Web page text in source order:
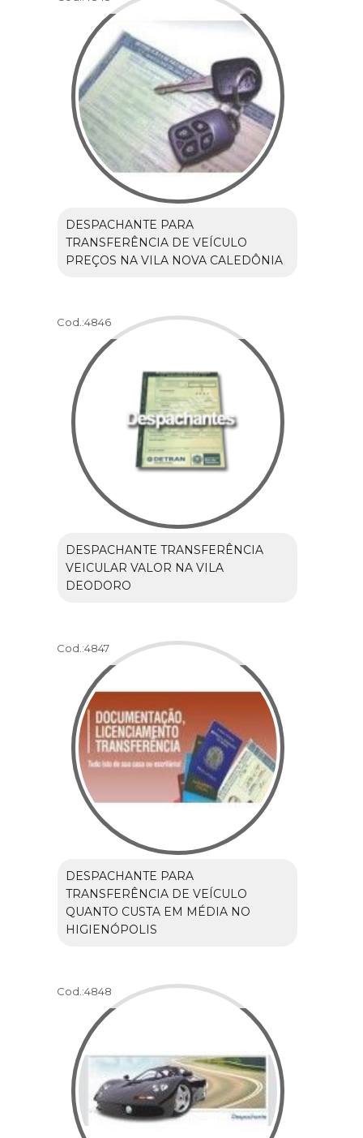
DESPACHANTE PARA
TRANSFERÊNCIA DE VEÍCULO
PREÇOS NA VILA NOVA CALEDÔNIA
Cod.:4846
DESPACHANTE TRANSFERÊNCIA
VEICULAR VALOR NA VILA
DEODORO
Cod.:4847
DESPACHANTE PARA
TRANSFERÊNCIA DE VEÍCULO
QUANTO CUSTA EM MÉDIA NO
HIGIENÓPOLIS
Cod.:4848